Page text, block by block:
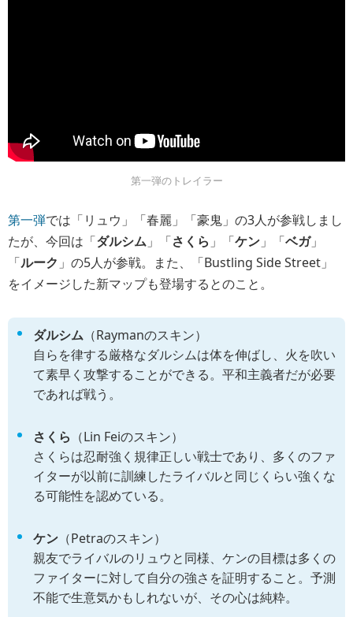
第一弾のトレイラー
第一弾では「リュウ」「春麗」「豪鬼」の3人が参戦しまし
たが、今回は「ダルシム 」「さくら 」「ケン 」「ベガ」
「ルーク 」の5人が参戦。また、「Bustling Side Street」
をイメージした新マップも登場するとのこと。
ダルシム （Raymanのスキン）
自らを律する厳格なダルシムは体を伸ばし、火を吹い
て素早く攻撃することができる。平和主義者だが必要
であれば戦う。
さくら （Lin Feiのスキン）
さくらは忍耐強く規律正しい戦士であり、多くのファ
イターが以前に訓練したライバルと同じくらい強くな
る可能性を認めている。
ケン （Petraのスキン）
親友でライバルのリュウと同様、ケンの目標は多くの
ファイターに対して自分の強さを証明すること。予測
不能で生意気かもしれないが、その心は純粋。